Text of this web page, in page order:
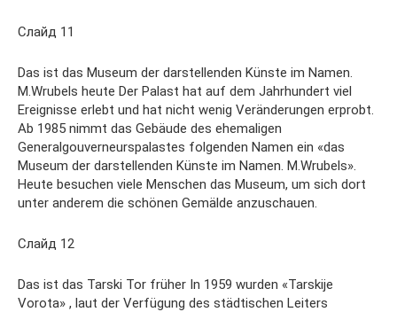
Слайд 11
Das ist das Museum der darstellenden Künste im Namen.
M.Wrubels heute Der Palast hat auf dem Jahrhundert viel
Ereignisse erlebt und hat nicht wenig Veränderungen erprobt.
Ab 1985 nimmt das Gebäude des ehemaligen
Generalgouverneurspalastes folgenden Namen ein «das
Museum der darstellenden Künste im Namen. M.Wrubels».
Heute besuchen viele Menschen das Museum, um sich dort
unter anderem die schönen Gemälde anzuschauen.
Слайд 12
Das ist das Tarski Tor früher In 1959 wurden «Tarskije
Vorota» , laut der Verfügung des städtischen Leiters